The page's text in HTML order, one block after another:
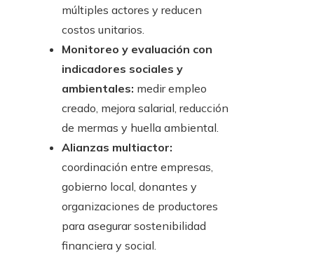
múltiples actores y reducen
costos unitarios.
Monitoreo y evaluación con
indicadores sociales y
ambientales: medir empleo
creado, mejora salarial, reducción
de mermas y huella ambiental.
Alianzas multiactor:
coordinación entre empresas,
gobierno local, donantes y
organizaciones de productores
para asegurar sostenibilidad
financiera y social.